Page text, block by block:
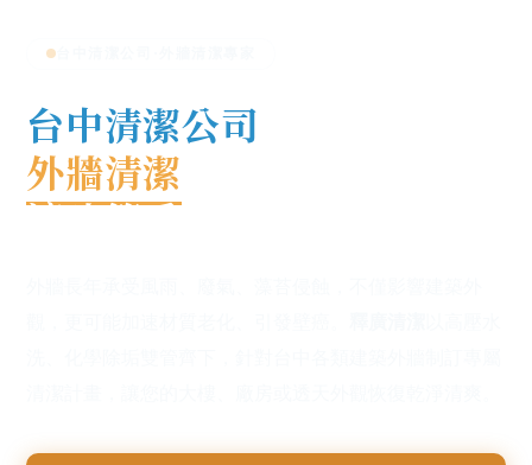
台中清潔公司
外牆清潔
讓建築重現嶄新樣貌